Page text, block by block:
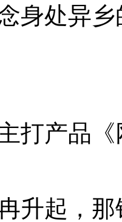
身处异
打产品
升起，